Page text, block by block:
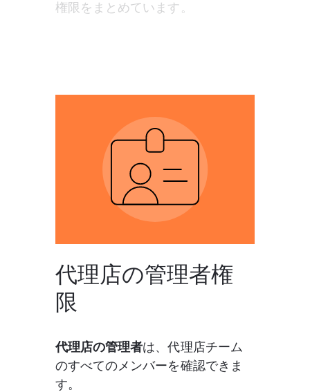
権限をまとめています。
代理店の管理者権
限
代理店の管理者は、代理店チーム
のすべてのメンバーを確認できま
す。